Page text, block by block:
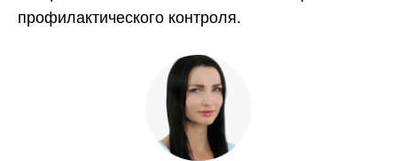
профилактического контроля.